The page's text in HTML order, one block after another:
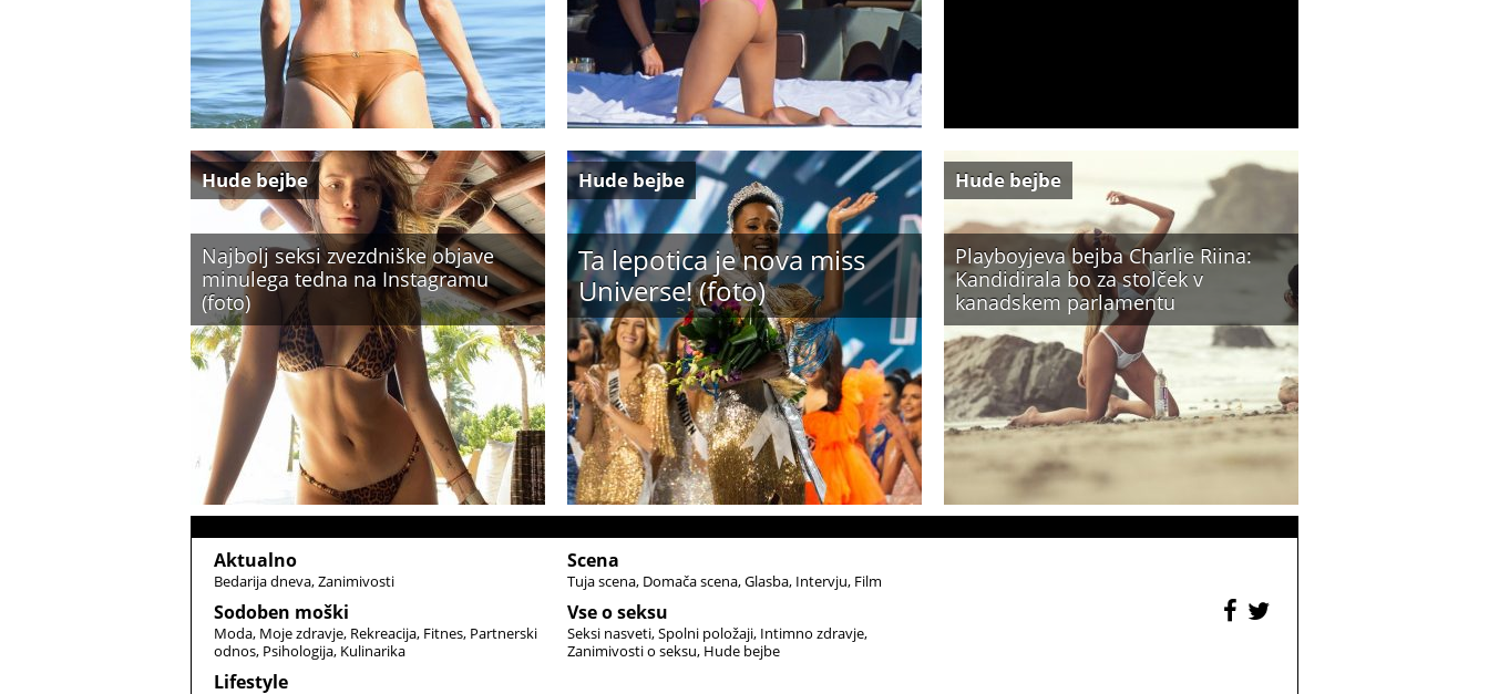
Najbolj seksi zvezdniške objave
minulega tedna na Instagramu
(foto)
Hude bejbe
Ta lepotica je nova miss
Universe! (foto)
Hude bejbe
Playboyjeva bejba Charlie Riina:
Kandidirala bo za stolček v
kanadskem parlamentu
Hude bejbe
Aktualno
Bedarija dneva Zanimivosti
Sodoben moški
Moda Moje zdravje Rekreacija Fitnes Partnerski
odnos Psihologija Kulinarika
Lifestyle
Scena
Tuja scena Domača scena Glasba Intervju Film
Vse o seksu
Seksi nasveti Spolni položaji Intimno zdravje
Zanimivosti o seksu Hude bejbe